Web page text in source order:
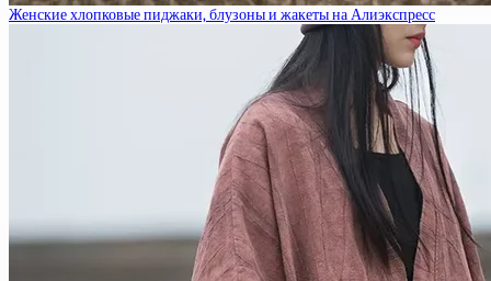
Женские хлопковые пиджаки, блузоны и жакеты на Алиэкспресс